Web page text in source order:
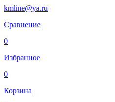
kmline@ya.ru
Сравнение
0
Избранное
0
Корзина